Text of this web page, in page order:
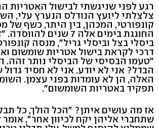
רגע לפני שניגשתי לבישול האטריות
צלצלתי ליועץ הנודלס הנערץ עלי,
קונפורטי, המכהן, בין היתר, כשף של
החוגגת בימים אלה 7 שנים
ביסלי בצל וביסלי גריל", מנסה
דרכי לקראת בישול אטריות שומשום
"טעמו הבסיסי של הביסלי נותר זהה.
הבדל? אני לא יודע. אני לא חסיד
האלה, הן לא עומדות בפני עצמן.
תפקיד באטריות השומשום".
אז מה עושים איתן? "הכל הולך, כל
שתחברי אליהן יקח לכיוון אחר", אומר